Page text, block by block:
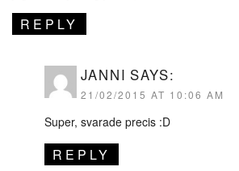
REPLY
JANNI SAYS:
21/02/2015 AT 10:06 AM
Super, svarade precis :D
REPLY